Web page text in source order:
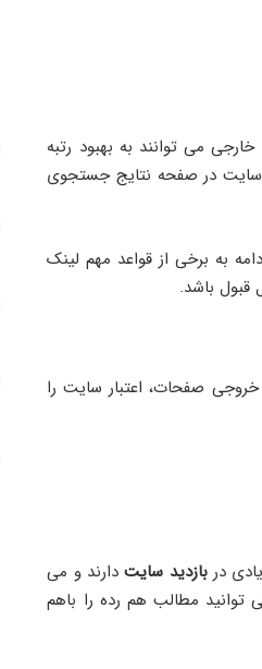
می توانند به بهبود رتبه
در صفحه نتایج جستجوی
به برخی از قواعد مهم لینک
باشد.
صفحات، اعتبار سایت را
دربازدید سایتدارند و می
توانید مطالب هم رده را باهم